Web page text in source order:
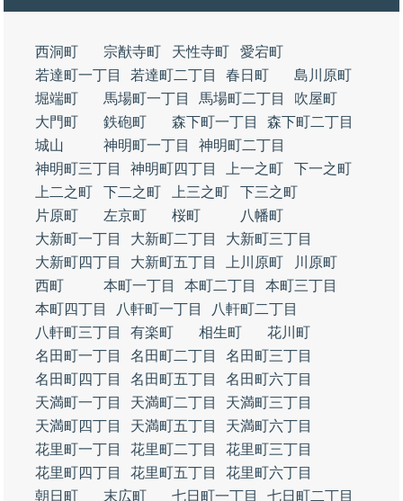
西洞町 宗猷寺町 天性寺町
愛宕町
若達町一丁目
若達町二丁目 春日町
島川原町
堀端町
馬場町一丁目 馬場町二丁目
吹屋町
大門町
鉄砲町 森下町一丁目
森下町二丁目
城山
神明町一丁目
神明町二丁目
神明町三丁目
神明町四丁目 上一之町
下一之町
上二之町
下二之町 上三之町
下三之町
片原町
左京町 桜町
八幡町
大新町一丁目
大新町二丁目
大新町三丁目
大新町四丁目
大新町五丁目 上川原町
川原町
西町
本町一丁目 本町二丁目
本町三丁目
本町四丁目
八軒町一丁目
八軒町二丁目
八軒町三丁目
有楽町 相生町
花川町
名田町一丁目
名田町二丁目
名田町三丁目
名田町四丁目
名田町五丁目
名田町六丁目
天満町一丁目
天満町二丁目
天満町三丁目
天満町四丁目
天満町五丁目
天満町六丁目
花里町一丁目
花里町二丁目
花里町三丁目
花里町四丁目
花里町五丁目
花里町六丁目
朝日町
末広町 七日町一丁目 七日町二丁目